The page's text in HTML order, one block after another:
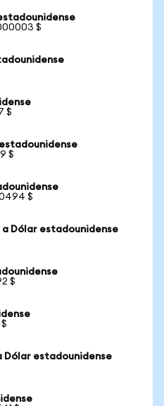
$
$
$
$
a Dólar estadounidense
$
Dólar estadounidense